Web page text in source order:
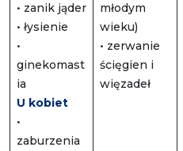
• zanik jąder
• łysienie
•
ginekomast
ia
U kobiet
•
zaburzenia
młodym
wieku)
• zerwanie
ścięgien i
więzadeł